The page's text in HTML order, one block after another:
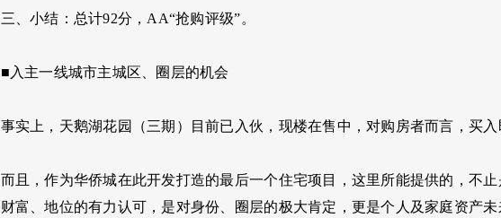
三、小结：总计92分，AA“抢购评级”。
■入主一线城市主城区、圈层的机会
事实上，天鹅湖花园（三期）目前已入伙，现楼在售中，对购房者而言，买入
而且，作为华侨城在此开发打造的最后一个住宅项目，这里所能提供的，不
财富、地位的有力认可，是对身份、圈层的极大肯定，更是个人及家庭资产未